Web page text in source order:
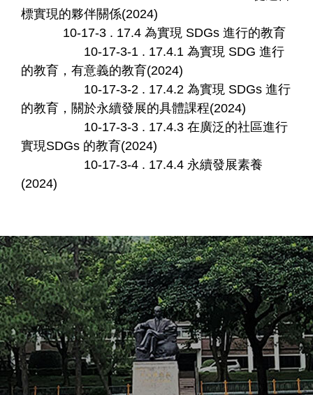
標實現的夥伴關係(2024)
10-17-3 . 17.4 為實現 SDGs 進行的教育
10-17-3-1 . 17.4.1 為實現 SDG 進行
的教育，有意義的教育(2024)
10-17-3-2 . 17.4.2 為實現 SDGs 進行
的教育，關於永續發展的具體課程(2024)
10-17-3-3 . 17.4.3 在廣泛的社區進行
實現SDGs 的教育(2024)
10-17-3-4 . 17.4.4 永續發展素養
(2024)